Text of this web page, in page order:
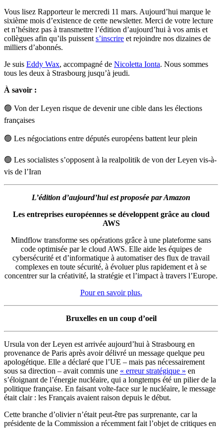
Vous lisez Rapporteur le mercredi 11 mars. Aujourd’hui marque le
sixième mois d’existence de cette newsletter. Merci de votre lecture
et n’hésitez pas à transmettre l’édition d’aujourd’hui à vos amis et
collègues afin qu’ils puissent s’inscrire et rejoindre nos dizaines de
milliers d’abonnés.
Je suis Eddy Wax, accompagné de Nicoletta Ionta. Nous sommes
tous les deux à Strasbourg jusqu’à jeudi.
À savoir :
🟢 Von der Leyen risque de devenir une cible dans les élections
françaises
🟢 Les négociations entre députés européens battent leur plein
🟢 Les socialistes s’opposent à la realpolitik de von der Leyen vis-à-
vis de l’Iran
L’édition d’aujourd’hui est proposée parAmazon
Les entreprises européennes se développent grâce au cloud
AWS
Mindflow transforme ses opérations grâce à une plateforme sans
code optimisée par le cloud AWS. Elle aide les équipes de
cybersécurité et d’informatique à automatiser des flux de travail
complexes en toute sécurité, à évoluer plus rapidement et à se
concentrer sur la créativité, la stratégie et l’impact à travers l’Europe.
Pour en savoir plus.
Bruxelles en un coup d’oeil
Ursula von der Leyen est arrivée aujourd’hui à Strasbourg en
provenance de Paris après avoir délivré un message quelque peu
apologétique. Elle a déclaré que l’UE – mais pas nécessairement
sous sa direction – avait commis une « erreur stratégique » en
s’éloignant de l’énergie nucléaire, qui a longtemps été un pilier de la
politique française. En faisant volte-face sur le nucléaire, le message
était clair : les Français avaient raison depuis le début.
Cette branche d’olivier n’était peut-être pas surprenante, car la
présidente de la Commission a récemment fait l’objet de critiques en